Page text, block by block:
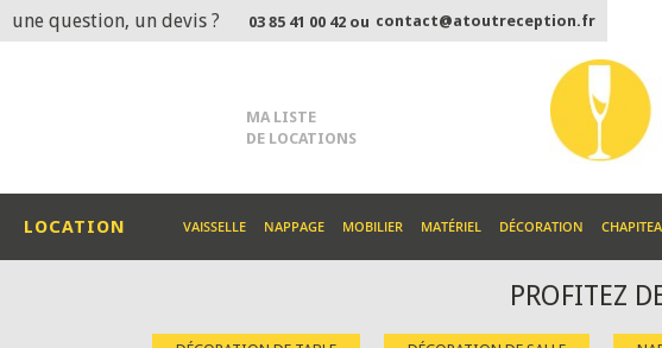
une question, un devis ? 03 85 41 00 42 ou contact@atoutreception.fr
MA LISTE
DE LOCATIONS
LOCATION VAISSELLE NAPPAGE MOBILIER MATÉRIEL DÉCORATION
PROFITEZ